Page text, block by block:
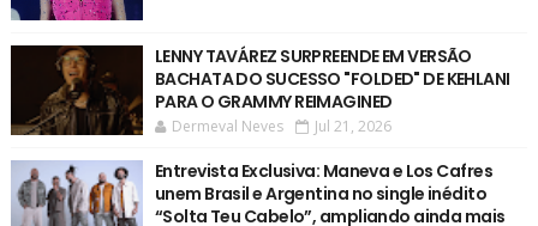
LENNY TAVÁREZ SURPREENDE EM VERSÃO
BACHATA DO SUCESSO "FOLDED" DE KEHLANI
PARA O GRAMMY REIMAGINED
Dermeval Neves Jul 21, 2026
Entrevista Exclusiva: Maneva e Los Cafres
unem Brasil e Argentina no single inédito
“Solta Teu Cabelo”, ampliando ainda mais